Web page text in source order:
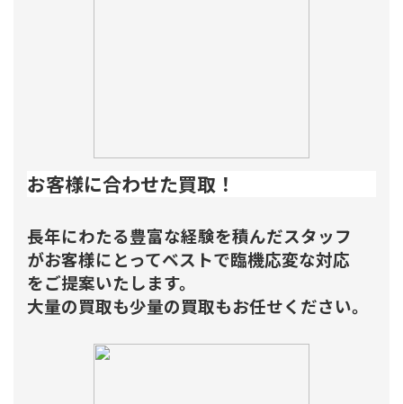
お客様に合わせた買取！
長年にわたる豊富な経験を積んだスタッフ
がお客様にとってベストで臨機応変な対応
をご提案いたします。
大量の買取も少量の買取もお任せください。